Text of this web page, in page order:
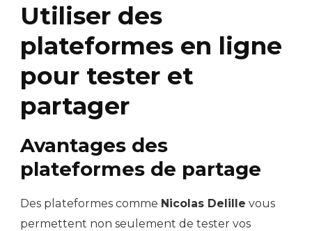
Utiliser des
plateformes en ligne
pour tester et
partager
Avantages des
plateformes de partage
Des plateformes comme Nicolas Delille vous
permettent non seulement de tester vos